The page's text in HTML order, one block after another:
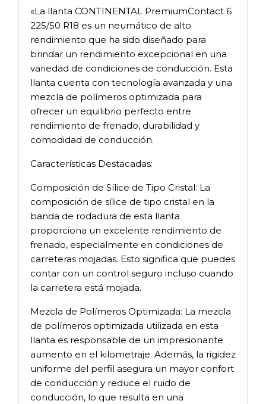
«La llanta CONTINENTAL PremiumContact 6
225/50 R18 es un neumático de alto
rendimiento que ha sido diseñado para
brindar un rendimiento excepcional en una
variedad de condiciones de conducción. Esta
llanta cuenta con tecnología avanzada y una
mezcla de polímeros optimizada para
ofrecer un equilibrio perfecto entre
rendimiento de frenado, durabilidad y
comodidad de conducción.
Características Destacadas:
Composición de Sílice de Tipo Cristal: La
composición de sílice de tipo cristal en la
banda de rodadura de esta llanta
proporciona un excelente rendimiento de
frenado, especialmente en condiciones de
carreteras mojadas. Esto significa que puedes
contar con un control seguro incluso cuando
la carretera está mojada.
Mezcla de Polímeros Optimizada: La mezcla
de polímeros optimizada utilizada en esta
llanta es responsable de un impresionante
aumento en el kilometraje. Además, la rigidez
uniforme del perfil asegura un mayor confort
de conducción y reduce el ruido de
conducción, lo que resulta en una